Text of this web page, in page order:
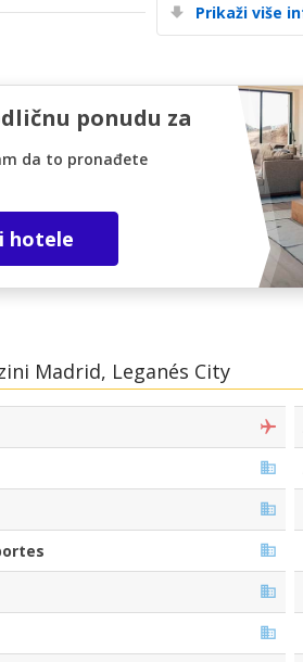
Prikaži više
ponudu za
da to pronađete
hotele
Madrid, Leganés City